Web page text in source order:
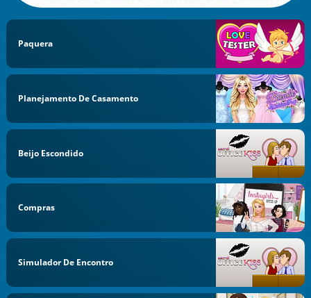
Paquera
Planejamento De Casamento
Beijo Escondido
Compras
Simulador De Encontro